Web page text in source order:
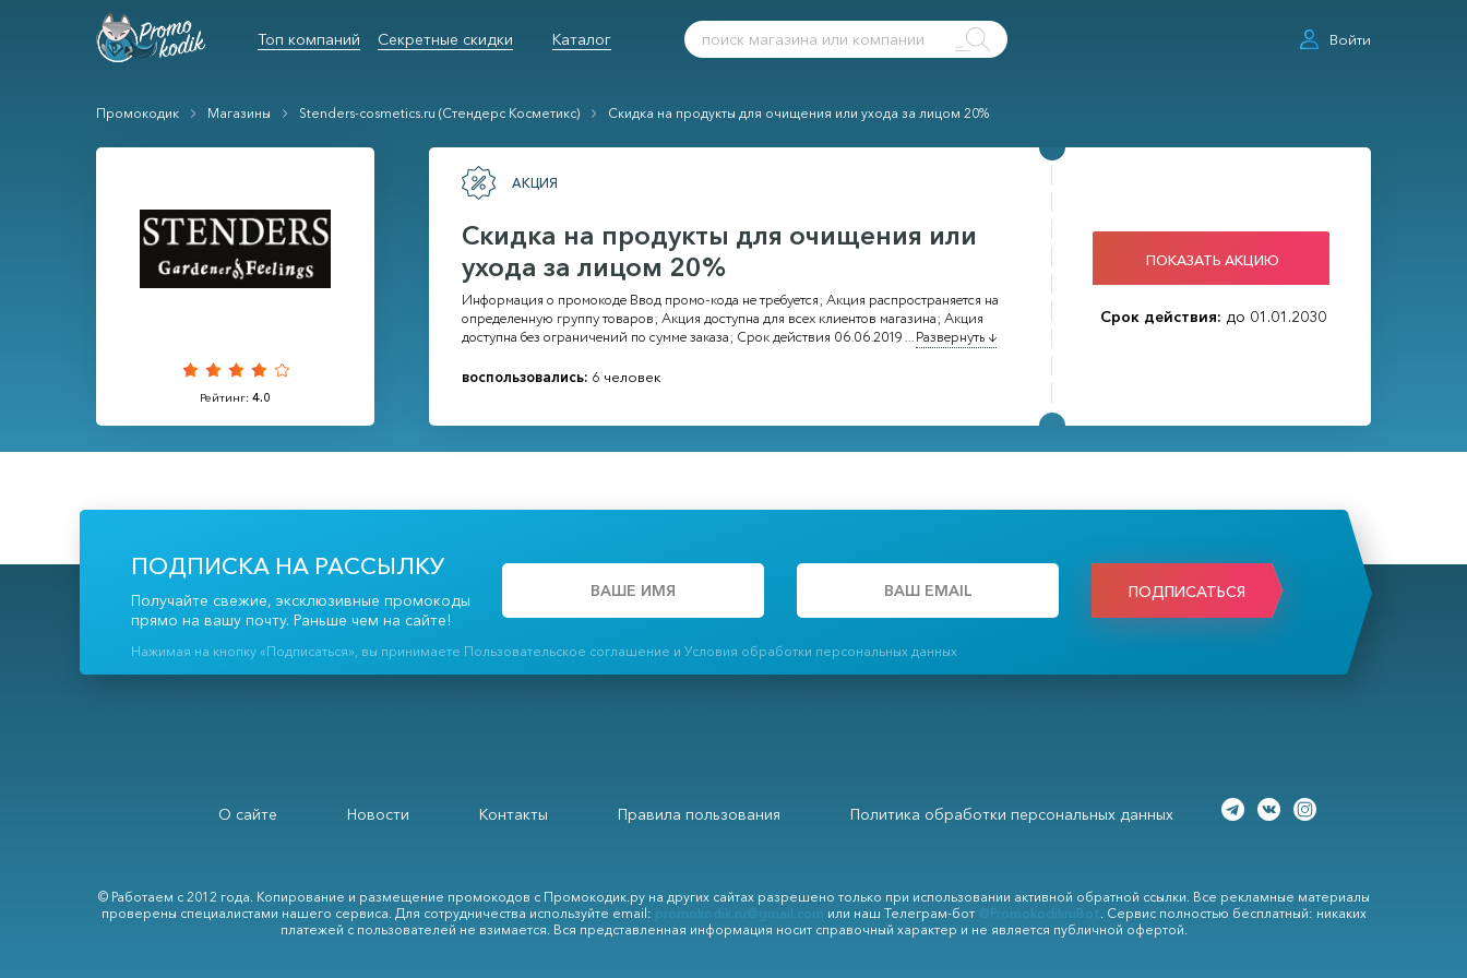
Топ компаний Секретные скидки Каталог Войти
Промокодик Магазины Stenders-cosmetics.ru (Стендерс Косметикс) Скидка на продукты для очищения или ухода за лицом 20%
Рейтинг: 4.0
АКЦИЯ
Скидка на продукты для очищения или
ухода за лицом 20%
Информация о промокоде Ввод промо-кода не требуется; Акция распространяется на
определенную группу товаров; Акция доступна для всех клиентов магазина; Акция
доступна без ограничений по сумме заказа; Срок действия 06.06.2019...Развернуть ↓
воспользовались: 6 человек
ПОКАЗАТЬ АКЦИЮ
Срок действия: до 01.01.2030
ПОДПИСКА НА РАССЫЛКУ
Получайте свежие, эксклюзивные промокоды
прямо на вашу почту. Раньше чем на сайте!
ПОДПИСАТЬСЯ
Нажимая на кнопку «Подписаться», вы принимаете Пользовательское соглашение и Условия обработки персональных данных
О сайте Новости Контакты Правила пользования Политика обработки персональных данных
© Работаем с 2012 года. Копирование и размещение промокодов с Промокодик.ру на других сайтах разрешено только при использовании активной обратной ссылки. Все рекламные материалы
проверены специалистами нашего сервиса. Для сотрудничества используйте email:
или наш Телеграм-бот
. Сервис полностью бесплатный: никаких
платежей с пользователей не взимается. Вся представленная информация носит справочный характер и не является публичной офертой.